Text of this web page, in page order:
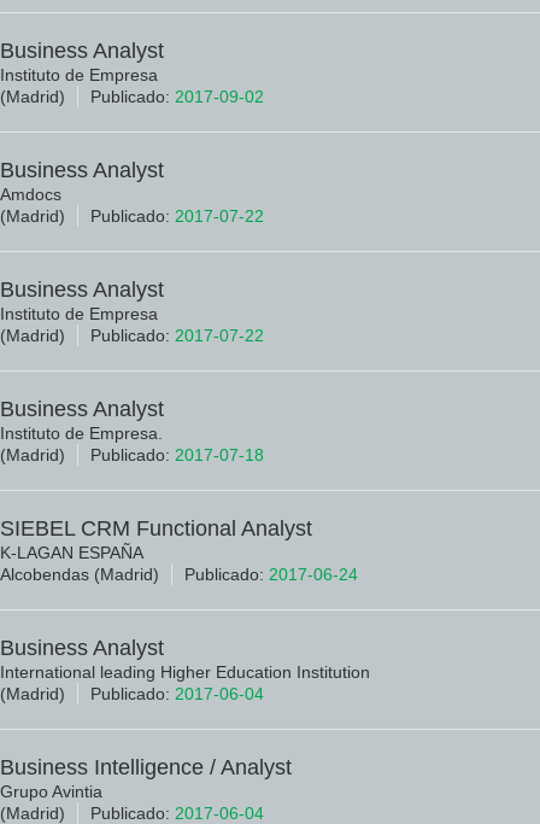
Business Analyst
Instituto de Empresa
(Madrid)
Publicado: 2017-09-02
Business Analyst
Amdocs
(Madrid)
Publicado: 2017-07-22
Business Analyst
Instituto de Empresa
(Madrid)
Publicado: 2017-07-22
Business Analyst
Instituto de Empresa.
(Madrid)
Publicado: 2017-07-18
SIEBEL CRM Functional Analyst
K-LAGAN ESPAÑA
Alcobendas (Madrid)
Publicado: 2017-06-24
Business Analyst
International leading Higher Education Institution
(Madrid)
Publicado: 2017-06-04
Business Intelligence / Analyst
Grupo Avintia
(Madrid)
Publicado: 2017-06-04